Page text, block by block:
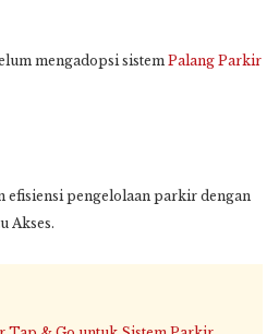
mengadopsi sistem Palang Parkir
efisiensi pengelolaan parkir dengan
Akses.